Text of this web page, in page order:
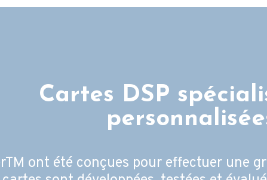
Cartes DSP
ont été conçues pour effectuer une